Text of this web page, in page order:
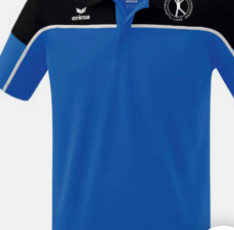
Produkt
weist
mehrere
Varianten
auf.